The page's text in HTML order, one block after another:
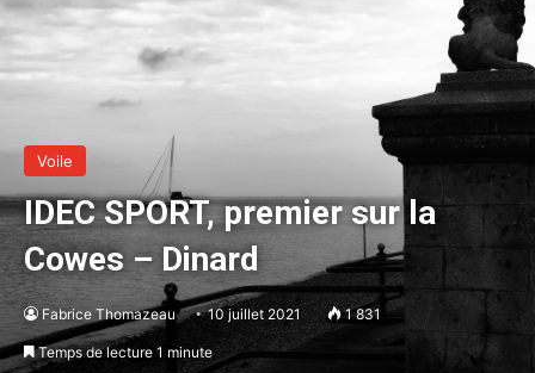
Voile
IDEC SPORT, premier sur la
Cowes – Dinard
Fabrice Thomazeau 10 juillet 2021 1 831
Temps de lecture 1 minute